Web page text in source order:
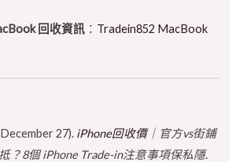
回收資訊 ： Tradein852 MacBook
27). iPhone回收價｜官方vs街鋪
？8個 iPhone Trade-in注意事項保私隱.